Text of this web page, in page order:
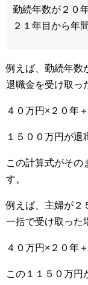
勤続年数が２０
２１年目から年
例えば、勤続年数
退職金を受け取っ
４０万円×２０年
１５００万円が退
この計算式がその
す。
例えば、主婦が２
一括で受け取った
４０万円×２０年
この１１５０万円